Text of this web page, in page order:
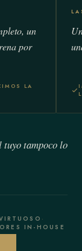
un
por
LA
tuyo tampoco lo
·
IN-HOUSE